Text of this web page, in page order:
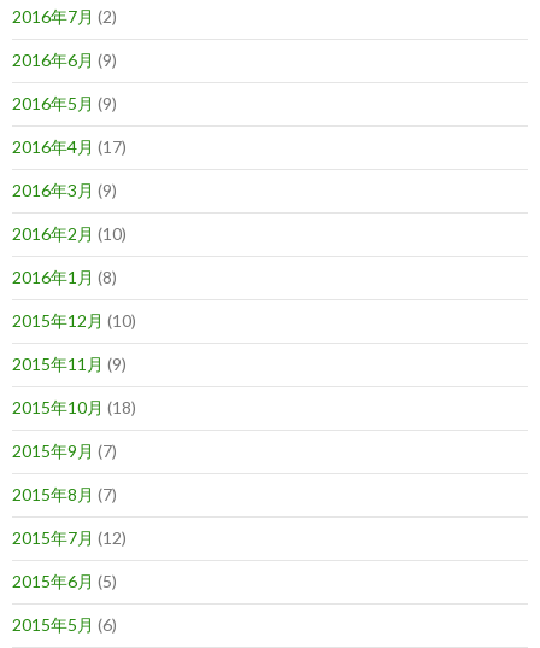
2016年7月 (2)
2016年6月 (9)
2016年5月 (9)
2016年4月 (17)
2016年3月 (9)
2016年2月 (10)
2016年1月 (8)
2015年12月 (10)
2015年11月 (9)
2015年10月 (18)
2015年9月 (7)
2015年8月 (7)
2015年7月 (12)
2015年6月 (5)
2015年5月 (6)